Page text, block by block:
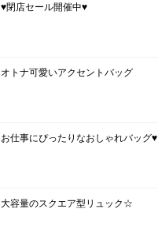
♥閉店セール開催中♥
オトナ可愛いアクセントバッグ
お仕事にぴったりなおしゃれバッグ♥
大容量のスクエア型リュック☆